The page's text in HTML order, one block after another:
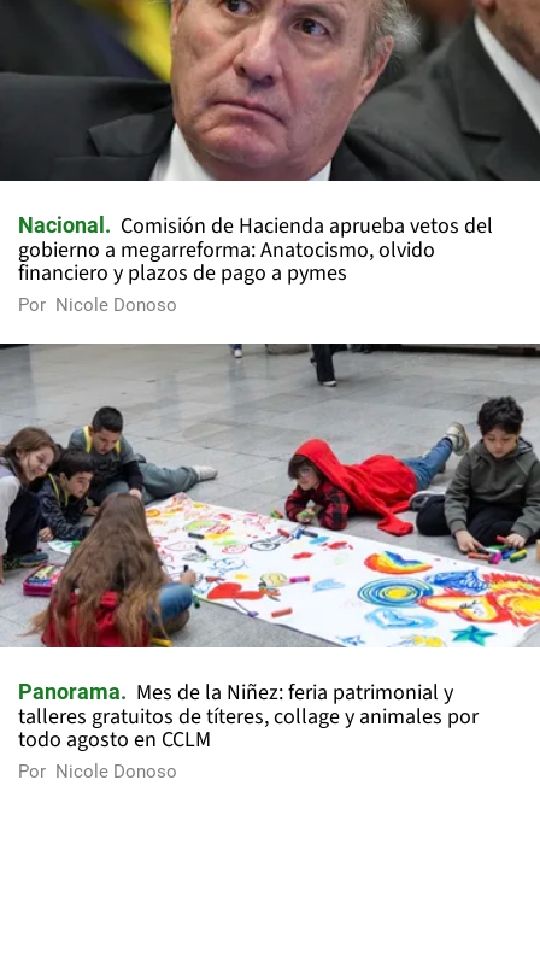
Nacional
Comisión de Hacienda aprueba vetos del
gobierno a megarreforma: Anatocismo, olvido
financiero y plazos de pago a pymes
Por Nicole Donoso
Panorama
Mes de la Niñez: feria patrimonial y
talleres gratuitos de títeres, collage y animales por
todo agosto en CCLM
Por Nicole Donoso